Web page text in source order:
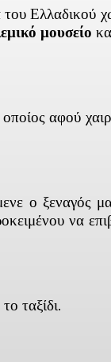
Ελλαδικού
μουσείο
αφού
ο ξεναγός
να
ταξίδι.